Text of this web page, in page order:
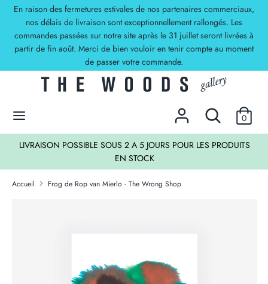
Passer
contenu
En raison des fermetures estivales de nos partenaires commerciaux,
nos délais de livraison sont exceptionnellement rallongés. Les
commandes passées sur notre site après le 31 juillet seront livrées à
partir de fin août. Merci de bien vouloir en tenir compte au moment
de passer votre commande.
Recherche
la
0
Devise
EUR €
dans
LIVRAISON POSSIBLE SOUS 2 A 5 JOURS POUR LES PRODUITS
EN STOCK
Accueil Frog de Rop van Mierlo - The Wrong Shop